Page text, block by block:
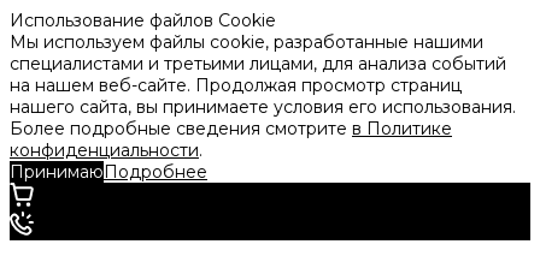
Использование файлов Cookie
Мы используем файлы cookie, разработанные нашими
специалистами и третьими лицами, для анализа событий
на нашем веб-сайте. Продолжая просмотр страниц
нашего сайта, вы принимаете условия его использования.
Более подробные сведения смотрите в Политике
конфиденциальности.
ПринимаюПодробнее